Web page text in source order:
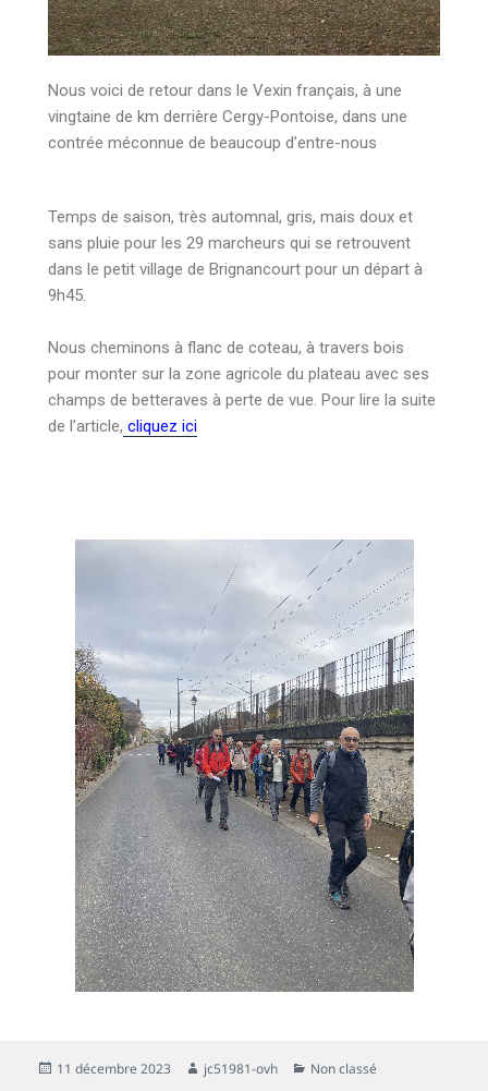
Nous voici de retour dans le Vexin français, à une
vingtaine de km derrière Cergy-Pontoise, dans une
contrée méconnue de beaucoup d’entre-nous
Temps de saison, très automnal, gris, mais doux et
sans pluie pour les 29 marcheurs qui se retrouvent
dans le petit village de Brignancourt pour un départ à
9h45.
Nous cheminons à flanc de coteau, à travers bois
pour monter sur la zone agricole du plateau avec ses
champs de betteraves à perte de vue. Pour lire la suite
de l’article, cliquez ici
11 décembre 2023 jc51981-ovh Non classé